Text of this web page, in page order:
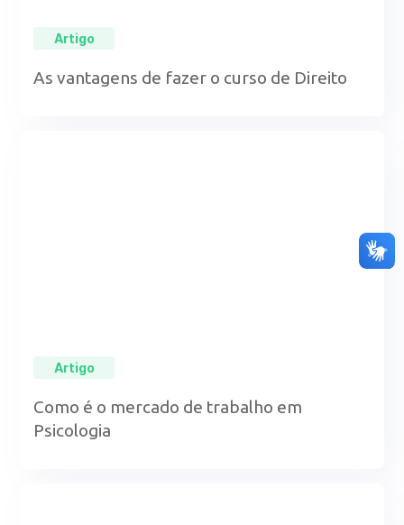
Artigo
As vantagens de fazer o curso de Direito
Artigo
Como é o mercado de trabalho em
Psicologia